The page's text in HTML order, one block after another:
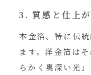
3. 質感と仕上
本金箔、特に伝
ます。洋金箔は
らかく奥深い光